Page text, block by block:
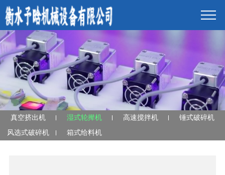
真空挤出机 湿式轮撵机 高速搅拌机
锤式破碎机
风选式破碎机
箱式给料机